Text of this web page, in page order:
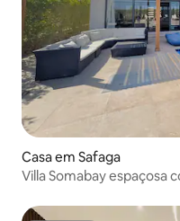
Casa em Safaga
Villa Somabay espaçosa